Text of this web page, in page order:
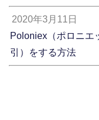
2020年3月11日
Poloniex（ポロニエ
引）をする方法